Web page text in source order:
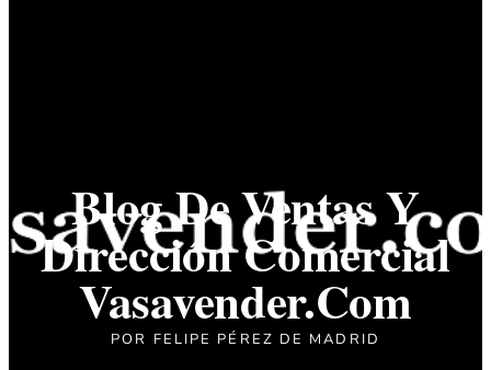
Blog De Ventas Y
Dirección Comercial
Vasavender.com
POR FELIPE PÉREZ DE MADRID